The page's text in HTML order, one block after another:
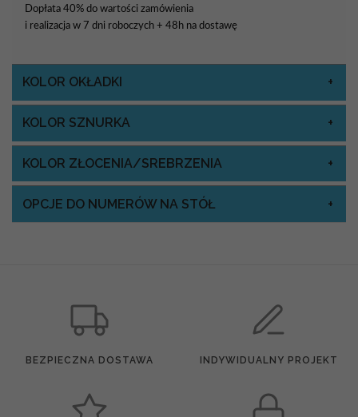
Dopłata 40% do wartości zamówienia
i realizacja w 7 dni roboczych + 48h na dostawę
KOLOR OKŁADKI
KOLOR SZNURKA
KOLOR ZŁOCENIA/SREBRZENIA
OPCJE DO NUMERÓW NA STÓŁ
BEZPIECZNA DOSTAWA INDYWIDUALNY PROJEKT